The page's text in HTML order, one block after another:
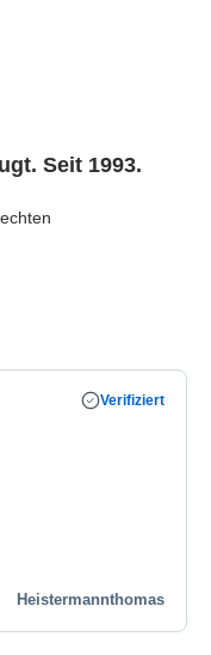
Seit 1993.
echten
Verifiziert
Heistermannthomas